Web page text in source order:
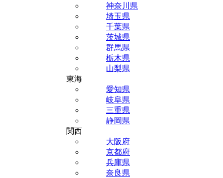
神奈川県
埼玉県
千葉県
茨城県
群馬県
栃木県
山梨県
東海
愛知県
岐阜県
三重県
静岡県
関西
大阪府
京都府
兵庫県
奈良県